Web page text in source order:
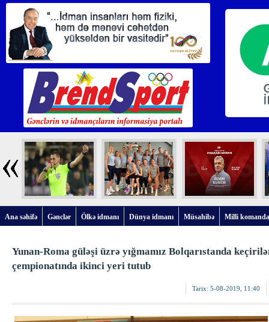
Ana səhifə Gənclər Ölkə idmanı Dünya idmanı Müsahibə Milli
Yunan-Roma güləşi üzrə yığmamız Bolqarıstanda
çempionatında ikinci yeri tutub
Tarix: 5-08-2019, 11:40